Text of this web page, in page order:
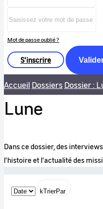
Mot de passe oublié ?
S'inscrire
Accueil DossiersDossier :
Lune
Dans ce dossier, des
l'histoire et l'actualité des
kTrierPar